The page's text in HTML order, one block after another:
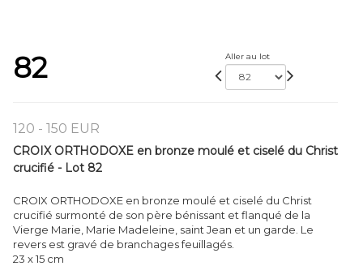
82 Aller au lot
120 - 150 EUR
CROIX ORTHODOXE en bronze moulé et ciselé du Christ
crucifié - Lot 82
CROIX ORTHODOXE en bronze moulé et ciselé du Christ
crucifié surmonté de son père bénissant et flanqué de la
Vierge Marie, Marie Madeleine, saint Jean et un garde. Le
revers est gravé de branchages feuillagés.
23 x 15 cm